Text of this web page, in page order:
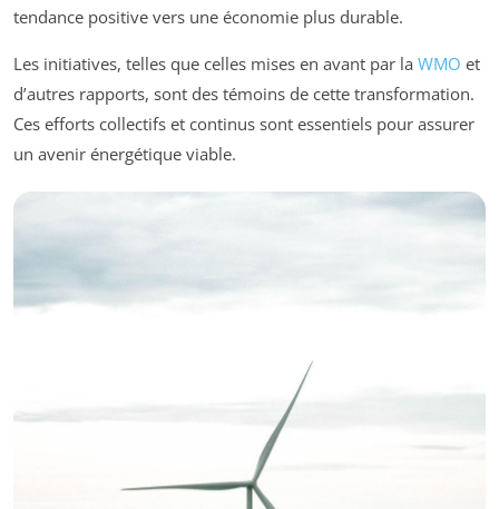
tendance positive vers une économie plus durable.
Les initiatives, telles que celles mises en avant par la WMO et
d’autres rapports, sont des témoins de cette transformation.
Ces efforts collectifs et continus sont essentiels pour assurer
un avenir énergétique viable.